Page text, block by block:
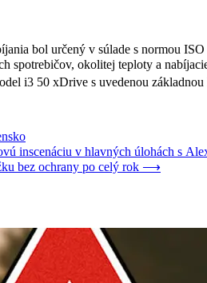
bol určený v súlade s normou
spotrebičov, okolitej teploty a
i3 50 xDrive s uvedenou
inscenáciu v hlavných úlohách s
bez ochrany po celý rok ⟶